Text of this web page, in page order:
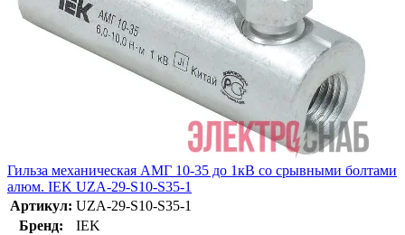
Гильза механическая АМГ 10-35 до 1кВ со срывными болтами
алюм. IEK UZA-29-S10-S35-1
Артикул: UZA-29-S10-S35-1
Бренд:
IEK